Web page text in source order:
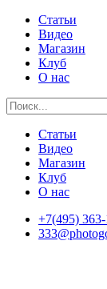
Статьи
Видео
Магазин
Клуб
О нас
Статьи
Видео
Магазин
Клуб
О нас
+7(495)